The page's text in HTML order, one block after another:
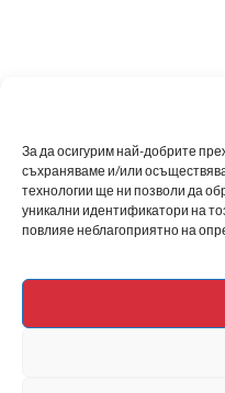
За да осигурим най-добрите
съхраняваме и/или
технологии ще ни позволи да
уникални идентификатори на
повлияе неблагоприятно на